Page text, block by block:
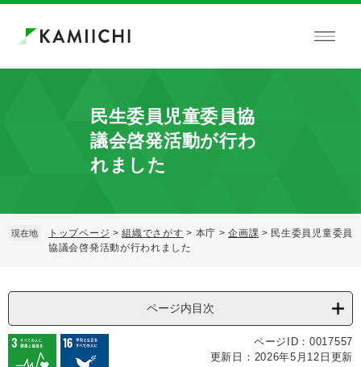
ペ
メ
民生委員児童委員協
議会啓発活動が行わ
れました
現在地 トップページ >組織でさがす > 本庁 >企画課 > 民生委員児童委員
協議会啓発活動が行われました
ページ内目次
ページID：0017557
更新日：2026年5月12日更新